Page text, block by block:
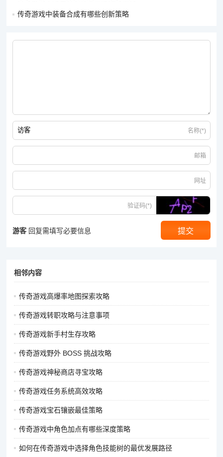
可在身后释放冰咆哮，减缓敌人的速度并对其造成伤害。
水。在战斗中，合理控制技能的释放频率，避免魔法值耗尽而无
法进行攻击。
道士：
宝宝的运用：道士可以召唤宝宝协助战斗，宝宝是道士的重要输
出和防御力量。在 PK 前，要确保宝宝的状态良好，并将其召唤
出来。在战斗中，要控制宝宝的攻击目标，让宝宝吸引敌人的注
意力，自己则在一旁使用技能进行攻击。例如，在与战士 PK
时，让宝宝缠住战士，自己使用毒术和符咒对战士进行攻击。
毒术与符咒的配合：道士的毒术可以使敌人持续掉血，降低其防
术让敌人中毒，然后使用符咒进行攻击，能够提高伤害输出。同
走位与闪避：
道士的走位要灵活多变，避免被敌人锁定。可以采用多方位移
动、斜顶走位、转圈走位等技巧，躲避敌人的攻击。例如，在敌
利用地形和障碍物进行闪避，增加自己的生存几率。在狭窄的通
道或角落处，敌人的攻击范围会受到限制，道士可以利用这一点
进行躲避和反击。
消耗战策略：道士的攻击能力相对较弱，但拥有较强的生存能力
和持续作战能力。在 PK 时，可以采用消耗战的策略，不断地使
用毒术、符咒和宝宝对敌人进行攻击，同时注意自己的血量和魔
法值，及时补充药品。通过长时间的消耗，逐渐削弱敌人的实
传奇游戏中装备合成有哪些创新策略
名称(*)
邮箱
网址
验证码(*)
游客 回复需填写必要信息
相邻内容
传奇游戏高爆率地图探索攻略
传奇游戏转职攻略与注意事项
传奇游戏新手村生存攻略
传奇游戏野外 BOSS 挑战攻略
传奇游戏神秘商店寻宝攻略
传奇游戏任务系统高效攻略
传奇游戏宝石镶嵌最佳策略
传奇游戏中角色加点有哪些深度策略
如何在传奇游戏中选择角色技能树的最优发展路径